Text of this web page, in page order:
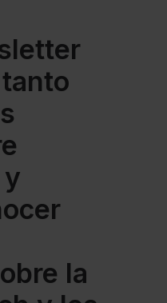
la